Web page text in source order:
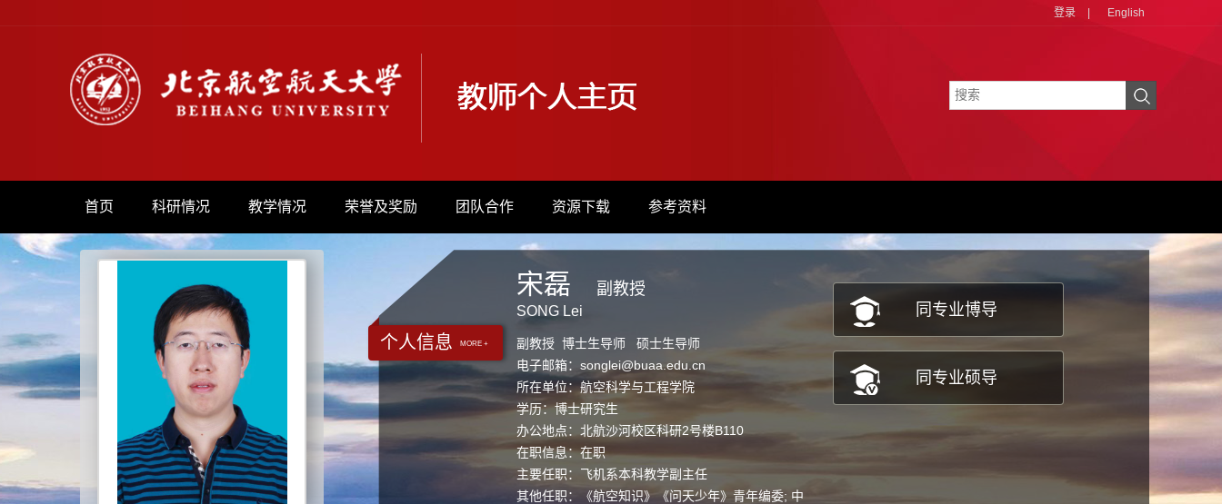
登录 English
首页 科研情况 教学情况 荣誉及奖励 团队合作 资源下载 参考资料
个人信息 MORE +
宋磊
SONG Lei
副教授
副教授 博士生导师 硕士生导师
电子邮箱： songlei@buaa.edu.cn
所在单位：航空科学与工程学院
学历：博士研究生
办公地点：北航沙河校区科研2号楼B110
在职信息：在职
主要任职：飞机系本科教学副主任
其他任职：《航空知识》《问天少年》青年编委; 中
同专业博导
同专业硕导